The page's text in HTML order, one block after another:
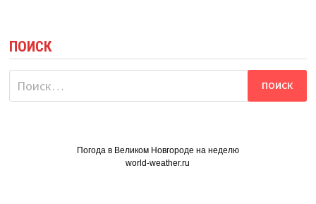
ПОИСК
Найти:
Погода в Великом Новгороде на неделю
world-weather.ru